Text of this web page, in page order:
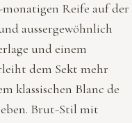
Reife auf der
aussergewöhnlich
und einem
dem Sekt mehr
klassischen Blanc de
Brut-Stil mit